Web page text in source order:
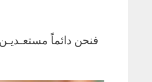
فنحن دائماً